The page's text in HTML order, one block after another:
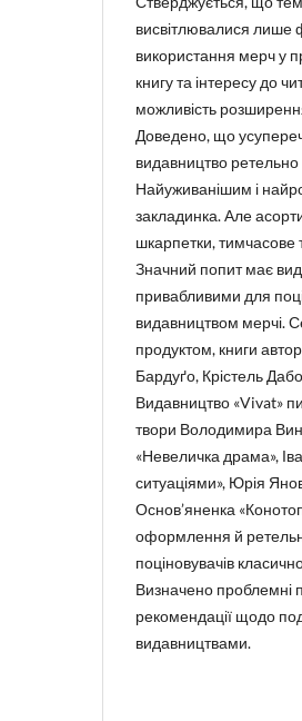
висвітлювалися лише
використання мерч у
книгу та інтересу до
можливість
Доведено, що
видавництво ретельно
Найуживанішим і
закладинка. Але
шкарпетки, тимчасове
Значний попит має
привабливими для
видавництвом мерчі.
продуктом, книги
Бардуґо, Крістель
Видавництво «Vivat»
твори Володимира
«Невеличка драма»,
ситуаціями», Юрія
Основ’яненка
оформлення й
поціновувачів
Визначено проблемні
рекомендації щодо
видавництвами.